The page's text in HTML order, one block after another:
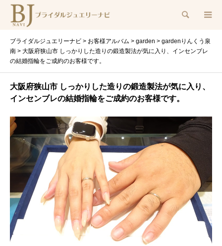
検索
ブライダルジュエリーナビ > お客様アルバム > garden > gardenりんくう泉
南 > 大阪府狭山市 しっかりした造りの鍛造製法が気に入り、インセンブレ
の結婚指輪をご成約のお客様です。
大阪府狭山市 しっかりした造りの鍛造製法が気に入り、
インセンブレの結婚指輪をご成約のお客様です。